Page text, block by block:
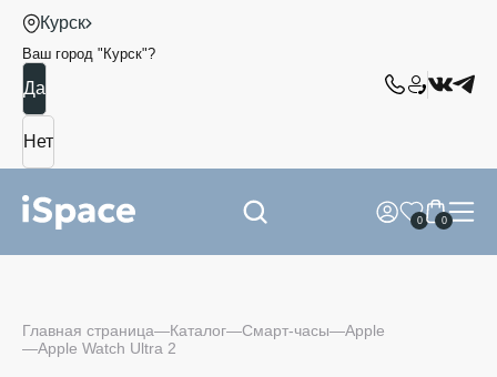
Курск
Ваш город " Курск"?
0 0
Главная страница Каталог Смарт-часы
Apple
Apple Watch Ultra 2